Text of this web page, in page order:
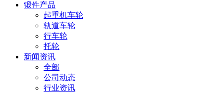
锻件产品
起重机车轮
轨道车轮
行车轮
托轮
新闻资讯
全部
公司动态
行业资讯